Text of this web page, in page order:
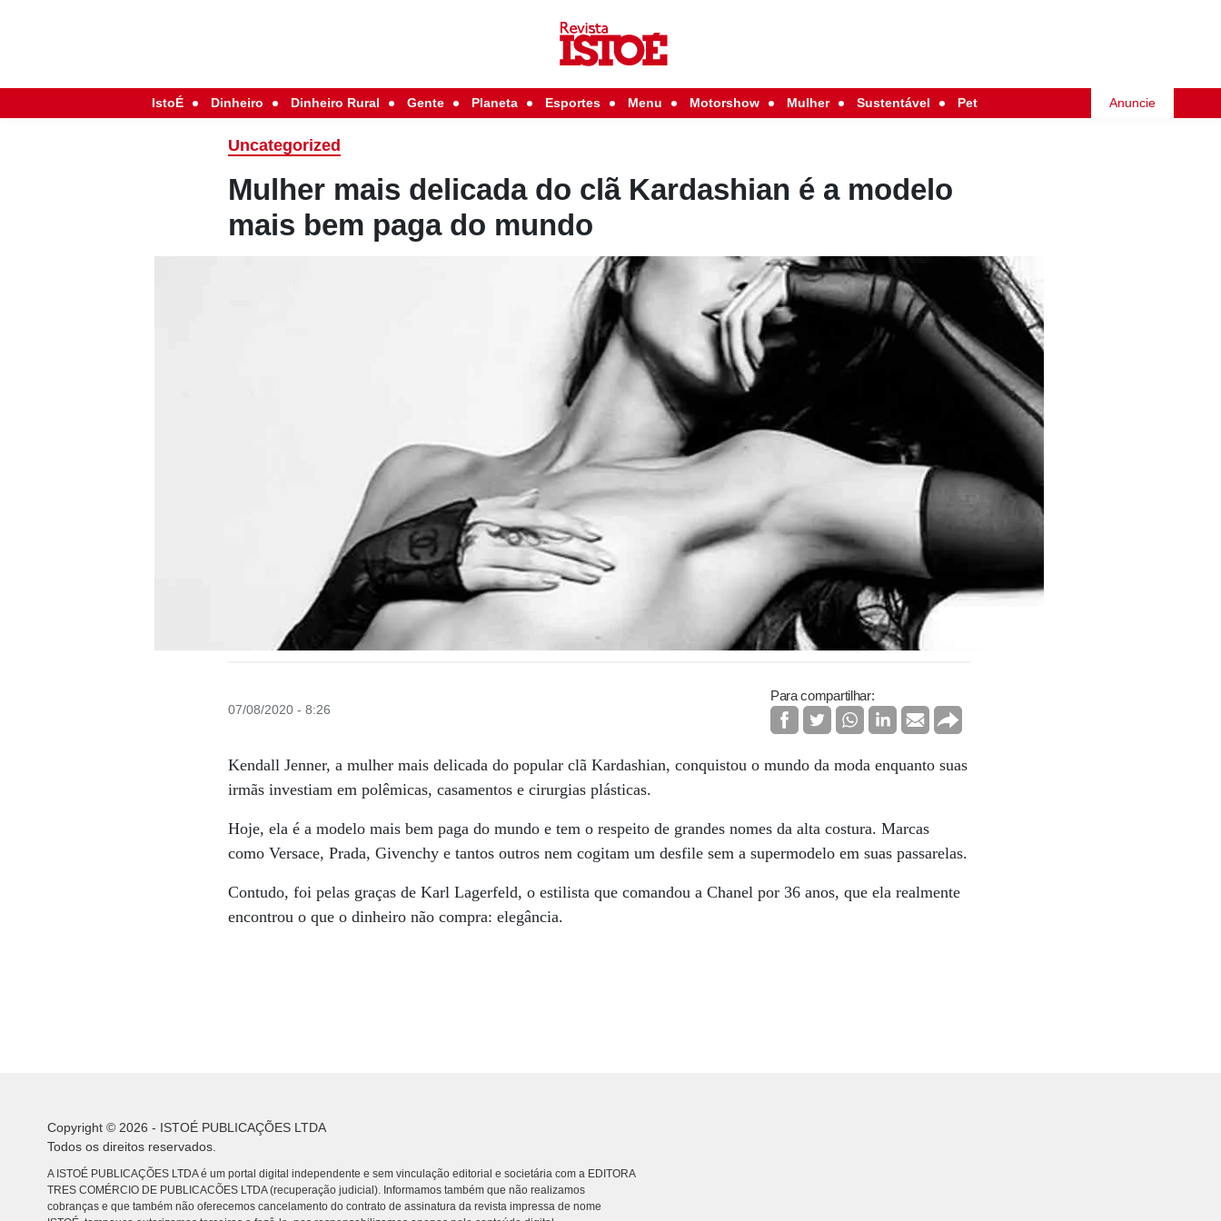
IstoÉ Dinheiro Dinheiro Rural Gente Planeta Esportes Menu Motorshow Mulher Sustentável Pet Anuncie
Uncategorized
Mulher mais delicada do clã Kardashian é a modelo
mais bem paga do mundo
07/08/2020 - 8:26
Para compartilhar:
Kendall Jenner, a mulher mais delicada do popular clã Kardashian, conquistou o mundo da moda enquanto suas
irmãs investiam em polêmicas, casamentos e cirurgias plásticas.
Hoje, ela é a modelo mais bem paga do mundo e tem o respeito de grandes nomes da alta costura. Marcas
como Versace, Prada, Givenchy e tantos outros nem cogitam um desfile sem a supermodelo em suas passarelas.
Contudo, foi pelas graças de Karl Lagerfeld, o estilista que comandou a Chanel por 36 anos, que ela realmente
encontrou o que o dinheiro não compra: elegância.
Copyright © 2026 - ISTOÉ PUBLICAÇÕES LTDA
Todos os direitos reservados.
A ISTOÉ PUBLICAÇÕES LTDA é um portal digital independente e sem vinculação editorial e societária com a EDITORA
TRES COMÉRCIO DE PUBLICACÕES LTDA (recuperação judicial). Informamos também que não realizamos
cobranças e que também não oferecemos cancelamento do contrato de assinatura da revista impressa de nome